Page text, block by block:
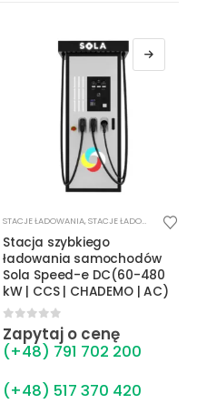
STACJE ŁADOWANIA,STACJE ŁADOWANIA DC
Stacja szybkiego
ładowania samochodów
Sola Speed-e DC(60-480
kW | CCS | CHADEMO | AC)
0 out of 5
Zapytaj o cenę
(+48) 791 702 200
(+48) 517 370 420